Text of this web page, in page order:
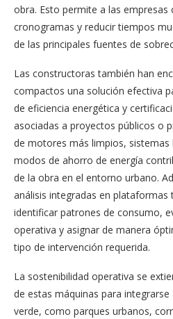
obra. Esto permite a las
cronogramas y reducir tiempos
de las principales fuentes de
Las constructoras también han
compactos una solución efectiva
de eficiencia energética y
asociadas a proyectos públicos o
de motores más limpios,
modos de ahorro de energía
de la obra en el entorno urbano.
análisis integradas en plataformas
identificar patrones de consumo,
operativa y asignar de manera
tipo de intervención requerida.
La sostenibilidad operativa se
de estas máquinas para
verde, como parques urbanos,